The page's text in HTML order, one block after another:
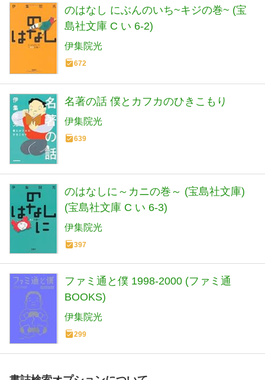
のはなし にぶんのいち~キジの巻~ (宝
島社文庫 C い 6-2)
伊集院光
672
名著の話 僕とカフカのひきこもり
伊集院光
639
のはなしに～カニの巻～ (宝島社文庫)
(宝島社文庫 C い 6-3)
伊集院光
397
ファミ通と僕 1998-2000 (ファミ通
BOOKS)
伊集院光
299